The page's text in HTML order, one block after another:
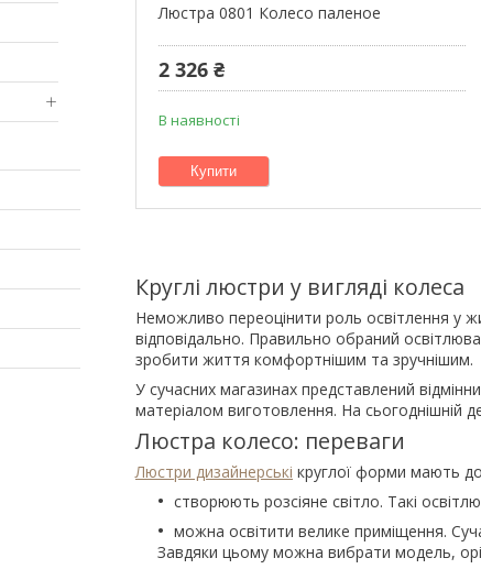
Люстра 0801 Колесо паленое
2 326 ₴
В наявності
Купити
Круглі люстри у вигляді колеса
Неможливо переоцінити роль освітлення у
відповідально. Правильно обраний
зробити життя комфортнішим та зручнішим.
У сучасних магазинах представлений
матеріалом виготовлення. На сьогоднішній
Люстра колесо: переваги
Люстри дизайнерські круглої форми мають
створюють розсіяне світло. Такі
можна освітити велике приміщення.
Завдяки цьому можна вибрати модель,